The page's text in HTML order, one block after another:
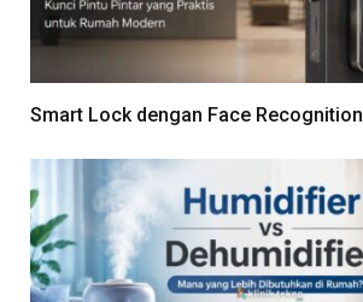
Smart Lock dengan Face Recognition